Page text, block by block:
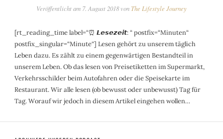
Veröffentlicht am 7. August 2018 von The Lifestyle Journey
[rt_reading_time label=“⏰ 𝙇𝙚𝙨𝙚𝙯𝙚𝙞𝙩: “ postfix=“Minuten“
postfix_singular=“Minute“] Lesen gehört zu unserem täglich
Leben dazu. Es zählt zu einem gegenwärtigen Bestandteil in
unserem Leben. Ob das lesen von Preisetiketten im Supermarkt,
Verkehrsschilder beim Autofahren oder die Speisekarte im
Restaurant. Wir alle lesen (ob bewusst oder unbewusst) Tag für
Tag. Worauf wir jedoch in diesem Artikel eingehen wollen…